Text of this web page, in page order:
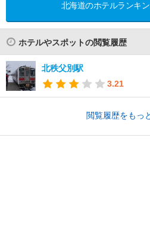
北海道のホテルランキ
ホテルやスポットの閲覧履歴
北秩父別駅
3.21
閲覧履歴をもっ